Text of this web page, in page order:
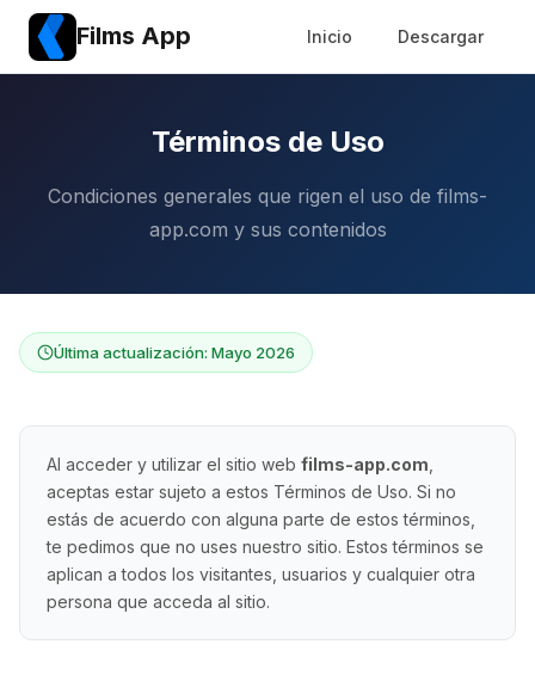
Films App Inicio Descargar
Términos de Uso
Condiciones generales que rigen el uso de films-
app.com y sus contenidos
Última actualización: Mayo 2026
Al acceder y utilizar el sitio web films-app.com
aceptas estar sujeto a estos Términos de Uso. Si no
estás de acuerdo con alguna parte de estos términos,
te pedimos que no uses nuestro sitio. Estos términos se
aplican a todos los visitantes, usuarios y cualquier otra
persona que acceda al sitio.